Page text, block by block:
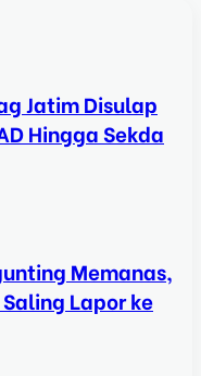
Jatim Disulap
Hingga Sekda
Memanas,
Lapor ke